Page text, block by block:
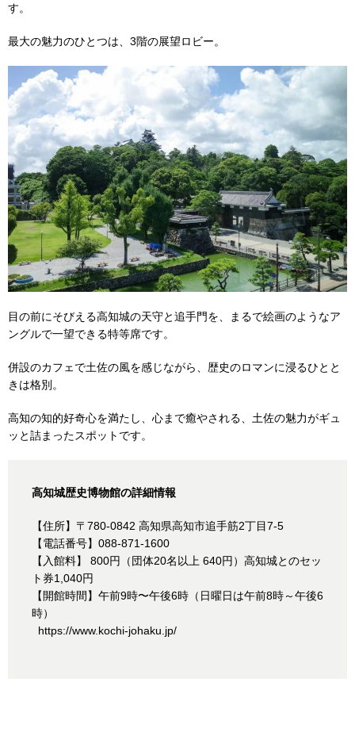
す。
最大の魅力のひとつは、3階の展望ロビー。
目の前にそびえる高知城の天守と追手門を、まるで絵画のようなア
ングルで一望できる特等席です。
併設のカフェで土佐の風を感じながら、歴史のロマンに浸るひとと
きは格別。
高知の知的好奇心を満たし、心まで癒やされる、土佐の魅力がギュ
ッと詰まったスポットです。
高知城歴史博物館の詳細情報
【住所】〒780-0842 高知県高知市追手筋2丁目7-5
【電話番号】088-871-1600
【入館料】 800円（団体20名以上 640円）高知城とのセッ
ト券1,040円
【開館時間】午前9時〜午後6時（日曜日は午前8時～午後6
時）
https://www.kochi-johaku.jp/